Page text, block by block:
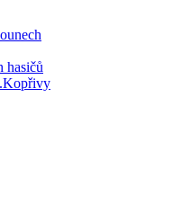
hasičů